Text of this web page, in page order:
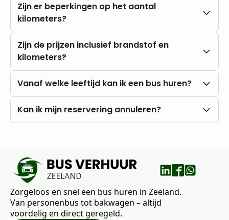
Zijn er beperkingen op het aantal
kilometers?
Nee, u rijdt altijd met onbeperkte kilometers.
Zijn de prijzen inclusief brandstof en
kilometers?
Onze prijzen zijn altijd inclusief btw en
eigen rekening.
Vanaf welke leeftijd kan ik een bus huren?
U kunt al vanaf 18 jaar bij ons huren, mits u in het
Kan ik mijn reservering annuleren?
ons te bespreken.
Zorgeloos en snel een bus huren in Zeeland.
Van personenbus tot bakwagen – altijd
voordelig en direct geregeld.